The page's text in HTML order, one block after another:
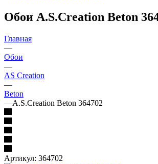
Обои A.S.Creation Beton
Главная
—
Обои
—
AS Creation
—
Beton
—A.S.Creation Beton 364702
Артикул: 364702